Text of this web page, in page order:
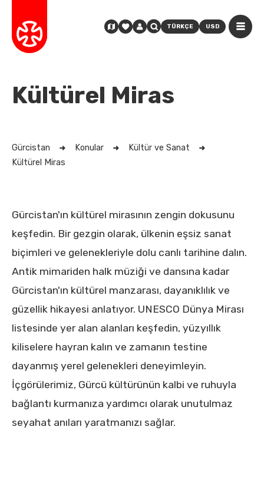
TÜRKÇE USD
Kültürel Miras
Gürcistan Konular
Kültür ve Sanat
Kültürel Miras
Gürcistan'ın kültürel mirasının zengin dokusunu
keşfedin. Bir gezgin olarak, ülkenin eşsiz sanat
biçimleri ve gelenekleriyle dolu canlı tarihine dalın.
Antik mimariden halk müziği ve dansına kadar
Gürcistan'ın kültürel manzarası, dayanıklılık ve
güzellik hikayesi anlatıyor. UNESCO Dünya Mirası
listesinde yer alan alanları keşfedin, yüzyıllık
kiliselere hayran kalın ve zamanın testine
dayanmış yerel gelenekleri deneyimleyin.
İçgörülerimiz, Gürcü kültürünün kalbi ve ruhuyla
bağlantı kurmanıza yardımcı olarak unutulmaz
seyahat anıları yaratmanızı sağlar.